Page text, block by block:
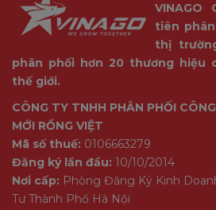
VINAGO
tiên
thị
phân phối hơn 20 thương hiệu
thế giới.
CÔNG TY TNHH PHÂN PHỐI
MỚI RỒNG VIỆT
Mã số thuế: 0106663279
Đăng ký lần đầu: 10/10/2014
Nơi cấp: Phòng Đăng Ký Kinh
Tư Thành Phố Hà Nội